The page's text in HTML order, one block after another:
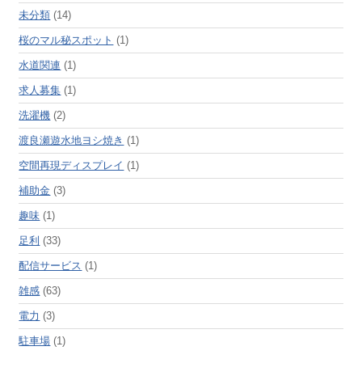
未分類 (14)
桜のマル秘スポット (1)
水道関連 (1)
求人募集 (1)
洗濯機 (2)
渡良瀬遊水地ヨシ焼き (1)
空間再現ディスプレイ (1)
補助金 (3)
趣味 (1)
足利 (33)
配信サービス (1)
雑感 (63)
電力 (3)
駐車場 (1)